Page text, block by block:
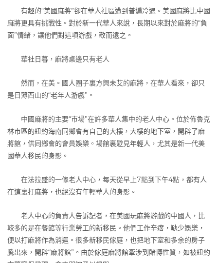
有趣的“美國麻將”卻在華人社區遭到普遍冷遇。美國麻將比中國
麻將更具有挑戰性。對於新一代華人來說，長期以來對於麻將的“負
面”情緒，讓他們對這項游戲，敬而遠之。
華社日暮，麻將桌邊只有老人
然而，在美。國人圈子裏方興未艾的麻將，在華人看來，卻只
是日薄西山的“老年人游戲”。
中國麻將的主要“市場”在許多華人集中的老人中心。位於佈魯克
林市區的紐約海南同鄉會有自己的大樓，大樓的地下室，開辟了麻
將館，供同鄉會的會員娛樂。場館裏尟見年輕人，尤其是新一代美
國華人移民的身影。
在法拉盛的一傢老人中心，每天從早上7點到下午4點，都有人
在這裏打麻將，也絕沒有年輕華人的身影。
老人中心的負責人告訴記者，在美國玩麻將游戲的中國人，比
較多的是在餐館等行業勞工的新移民。他們工作辛瘔，缺少娛樂，
便以打麻將作為消遣。很多新移民傢庭，也把地下室和多余的房子
騰出來，開辟“麻將館”。由於傢庭麻將館牽涉到賭博性質，如被紐約